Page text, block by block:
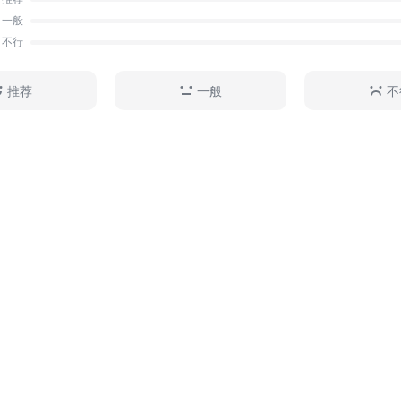
一般
不行
推荐 一般